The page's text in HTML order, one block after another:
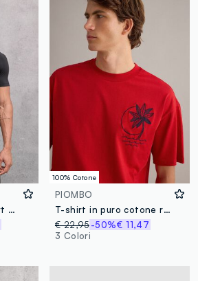
Kombat Active T-shirt Black
100% Cotone
PIOMBO
T-shirt in puro cotone rossa relaxed fit con ricamo
€ 22,95 -50%€ 11,47
3 Colori